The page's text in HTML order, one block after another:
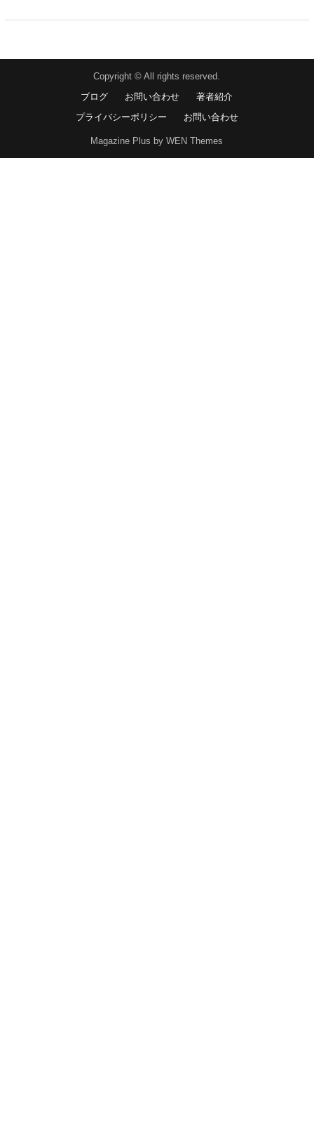
Copyright © All rights reserved.
ブログ
お問い合わせ
著者紹介
プライバシーポリシー
お問い合わせ
Magazine Plus by WEN Themes